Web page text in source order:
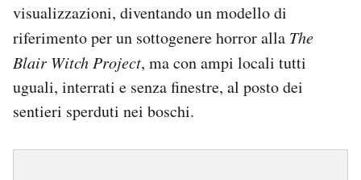
visualizzazioni, diventando un modello di
riferimento per un sottogenere horror alla The
Blair Witch Project, ma con ampi locali tutti
uguali, interrati e senza finestre, al posto dei
sentieri sperduti nei boschi.